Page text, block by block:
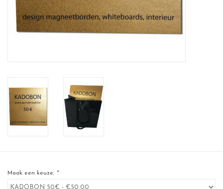
Rechthoekige , vierkante, ronde
magneetborden
Maak een keuze: *